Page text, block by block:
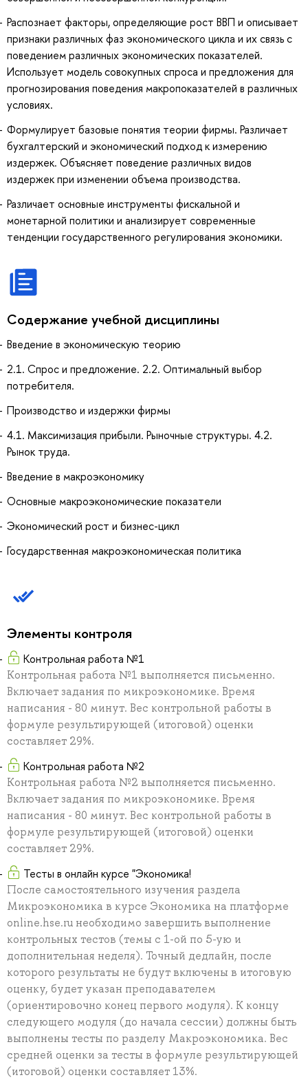
Распознает факторы, определяющие рост ВВП и описывает
признаки различных фаз экономического цикла и их связь с
поведением различных экономических показателей.
Использует модель совокупных спроса и предложения для
прогнозирования поведения макропоказателей в различных
условиях.
Формулирует базовые понятия теории фирмы. Различает
бухгалтерский и экономический подход к измерению
издержек. Объясняет поведение различных видов
издержек при изменении объема производства.
Различает основные инструменты фискальной и
монетарной политики и анализирует современные
тенденции государственного регулирования экономики.
Содержание учебной дисциплины
Введение в экономическую теорию
2.1. Спрос и предложение. 2.2. Оптимальный выбор
потребителя.
Производство и издержки фирмы
4.1. Максимизация прибыли. Рыночные структуры. 4.2.
Рынок труда.
Введение в макроэкономику
Основные макроэкономические показатели
Экономический рост и бизнес-цикл
Государственная макроэкономическая политика
Элементы контроля
Контрольная работа №1
Контрольная работа №1 выполняется письменно.
Включает задания по микроэкономике. Время
написания - 80 минут. Вес контрольной работы в
формуле результирующей (итоговой) оценки
составляет 29%.
Контрольная работа №2
Контрольная работа №2 выполняется письменно.
Включает задания по микроэкономике. Время
написания - 80 минут. Вес контрольной работы в
формуле результирующей (итоговой) оценки
составляет 29%.
Тесты в онлайн курсе "Экономика!
После самостоятельного изучения раздела
Микроэкономика в курсе Экономика на платформе
online.hse.ru необходимо завершить выполнение
контрольных тестов (темы с 1-ой по 5-ую и
дополнительная неделя). Точный дедлайн, после
которого результаты не будут включены в итоговую
оценку, будет указан преподавателем
(ориентировочно конец первого модуля). К концу
следующего модуля (до начала сессии) должны быть
выполнены тесты по разделу Макроэкономика. Вес
средней оценки за тесты в формуле результирующей
(итоговой) оценки составляет 13%.